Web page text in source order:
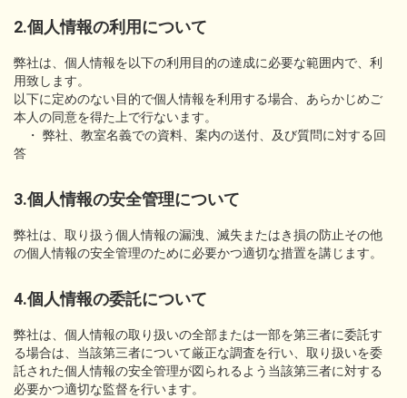
2.個人情報の利用について
弊社は、個人情報を以下の利用目的の達成に必要な範囲内で、利
用致します。
以下に定めのない目的で個人情報を利用する場合、あらかじめご
本人の同意を得た上で行ないます。
・ 弊社、教室名義での資料、案内の送付、及び質問に対する回
答
3.個人情報の安全管理について
弊社は、取り扱う個人情報の漏洩、滅失またはき損の防止その他
の個人情報の安全管理のために必要かつ適切な措置を講じます。
4.個人情報の委託について
弊社は、個人情報の取り扱いの全部または一部を第三者に委託す
る場合は、当該第三者について厳正な調査を行い、取り扱いを委
託された個人情報の安全管理が図られるよう当該第三者に対する
必要かつ適切な監督を行います。